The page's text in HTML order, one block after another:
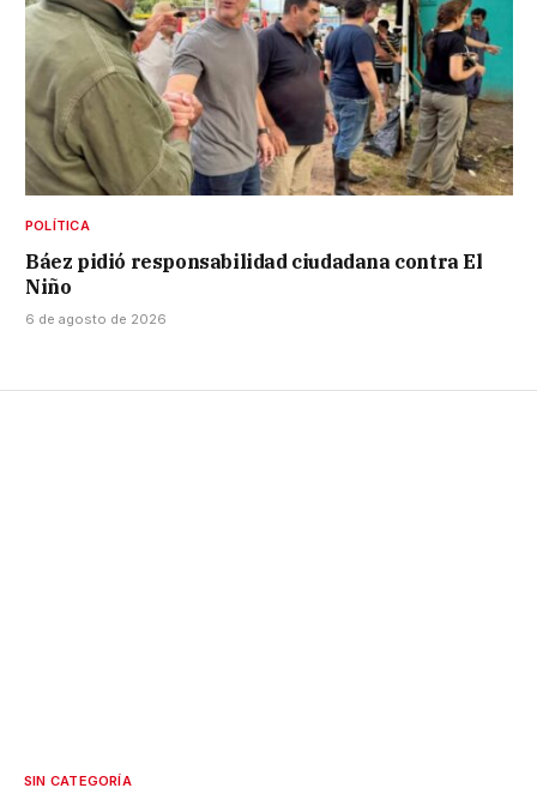
POLÍTICA
Báez pidió responsabilidad ciudadana contra El
Niño
6 de agosto de 2026
SIN CATEGORÍA